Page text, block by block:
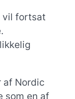
vil fortsat
af Nordic
som en af